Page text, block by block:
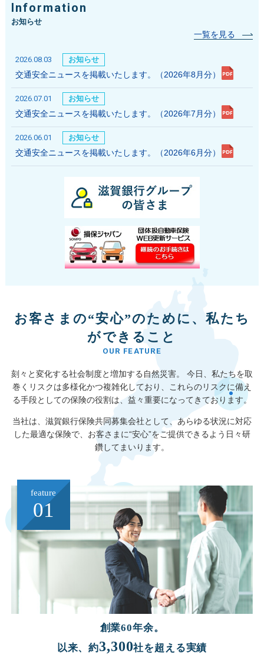
Information
お知らせ
一覧を見る
2026.08.03 お知らせ
交通安全ニュースを掲載いたします。（2026年8月分）
2026.07.01 お知らせ
交通安全ニュースを掲載いたします。（2026年7月分）
2026.06.01 お知らせ
交通安全ニュースを掲載いたします。（2026年6月分）
お客さまの“安心”のために、私たち
ができること
OUR FEATURE
刻々と変化する社会制度と増加する自然災害。
今日、私たちを取
巻くリスクは多様化かつ複雑化しており、
これらのリスクに備え
る手段としての保険の役割は、益々重要になってきております。
当社は、滋賀銀行保険共同募集会社として、あらゆる状況に対応
した最適な保険で、 お客さまに“安心”をご提供できるよう日々研
鑽してまいります。
feature
01
創業60年余。
以来、約3,300社を超える実績